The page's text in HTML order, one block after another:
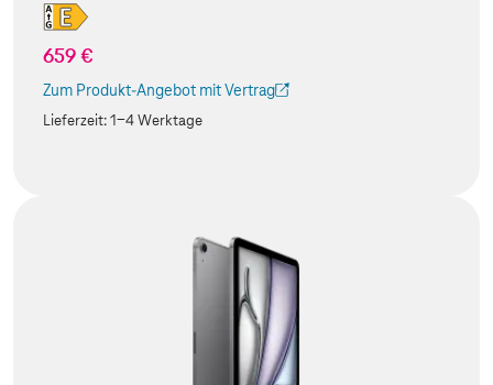
659 €
Zum Produkt-Angebot mit Vertrag
(Der Link wird in einem neuen Tab geöffnet)
Lieferzeit:1-4 Werktage